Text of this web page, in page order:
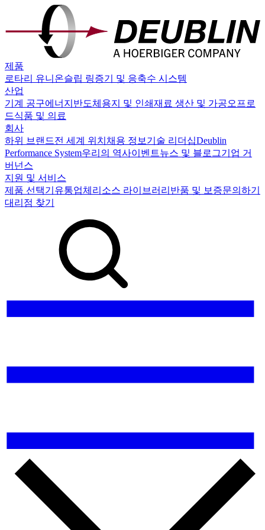
제품
로타리 유니온슬립 링증기 및 응축수 시스템
산업
기계 공구에너지 반도체 용지 및 인쇄재료 생산 및 가공오프로
드식품 및 의료
회사
하위 브랜드전 세계 위치 채용 정보 기술 리더십Deublin
Performance System우리의 역사이벤트뉴스 및 블로그기업 거
버넌스
지원 및 서비스
제품 선택기 유통업체 리소스 라이브러리 반품 및 보증문의하기
대리점 찾기